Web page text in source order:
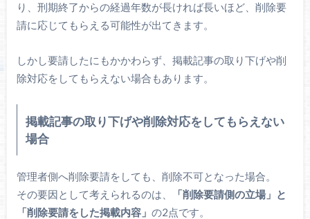
り、刑期終了からの経過年数が長ければ長いほど、削除要
請に応じてもらえる可能性が出てきます。
しかし要請したにもかかわらず、掲載記事の取り下げや削
除対応をしてもらえない場合もあります。
掲載記事の取り下げや削除対応をしてもらえない
場合
管理者側へ削除要請をしても、削除不可となった場合。
その要因として考えられるのは、
「削除要請側の立場」と
「削除要請をした掲載内容」 の2点です。